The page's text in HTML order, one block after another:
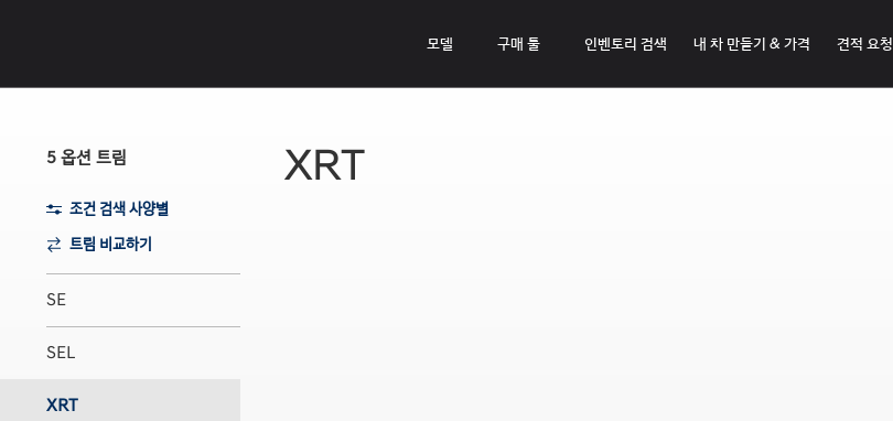
모델 구매 툴 인벤토리 검색 내 차 만들기 & 가격 견적 요청
5 옵션 트림
SE
SEL
XRT
조건 검색사양별
트림 비교하기
XRT